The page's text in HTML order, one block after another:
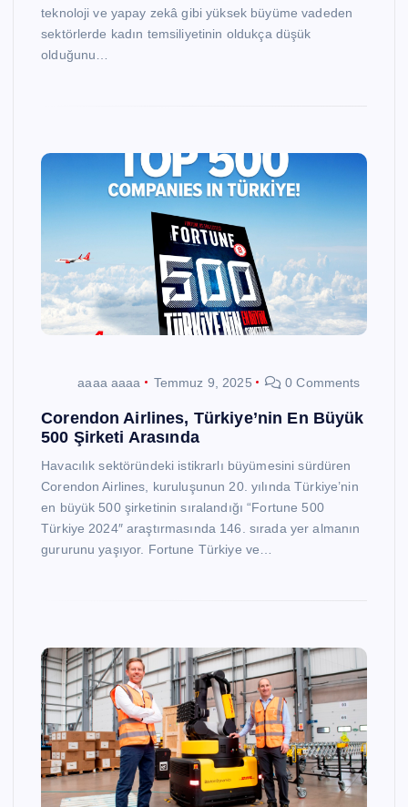
teknoloji ve yapay zekâ gibi yüksek büyüme vadeden
sektörlerde kadın temsiliyetinin oldukça düşük
olduğunu…
aaaa aaaa Temmuz 9, 2025 0 Comments
Corendon Airlines, Türkiye’nin En Büyük
500 Şirketi Arasında
Havacılık sektöründeki istikrarlı büyümesini sürdüren
Corendon Airlines, kuruluşunun 20. yılında Türkiye’nin
en büyük 500 şirketinin sıralandığı “Fortune 500
Türkiye 2024″ araştırmasında 146. sırada yer almanın
gururunu yaşıyor. Fortune Türkiye ve…